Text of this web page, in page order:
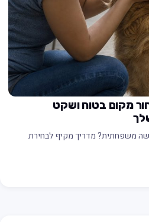
מקום בטוח ושקט
משפחתית? מדריך מקיף לבחירת